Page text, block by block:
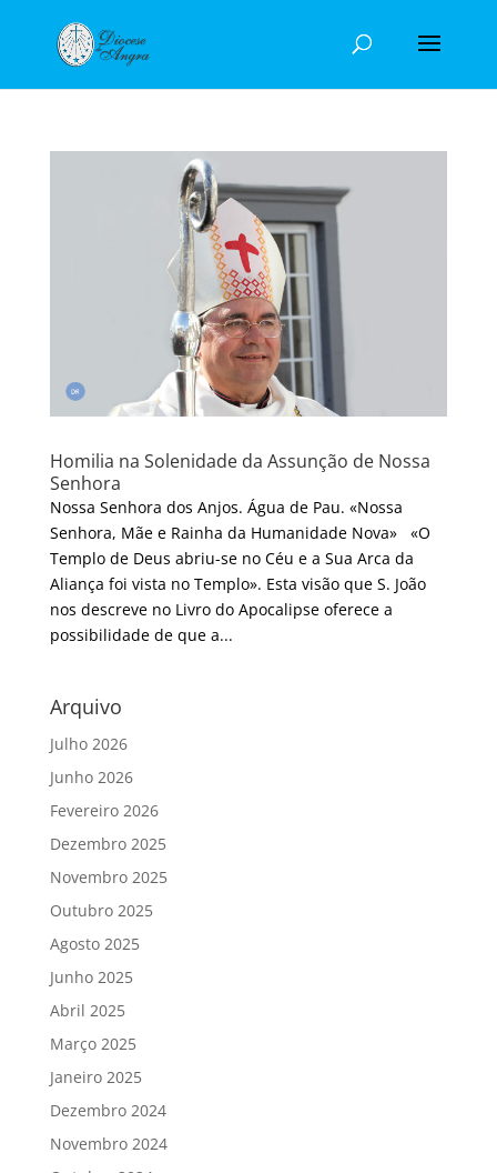
Homilia na Solenidade da Assunção de Nossa
Senhora
Nossa Senhora dos Anjos. Água de Pau. «Nossa
Senhora, Mãe e Rainha da Humanidade Nova» «O
Templo de Deus abriu-se no Céu e a Sua Arca da
Aliança foi vista no Templo». Esta visão que S. João
nos descreve no Livro do Apocalipse oferece a
possibilidade de que a...
Arquivo
Julho 2026
Junho 2026
Fevereiro 2026
Dezembro 2025
Novembro 2025
Outubro 2025
Agosto 2025
Junho 2025
Abril 2025
Março 2025
Janeiro 2025
Dezembro 2024
Novembro 2024